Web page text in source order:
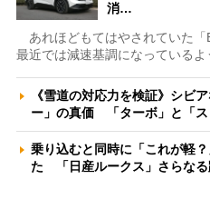
消…
あれほどもてはやされていた「
最近では減速基調になっているよ
《雪道の対応力を検証》シビ
ー」の真価 「ターボ」と「
乗り込むと同時に「これが軽
た 「日産ルークス」さらな